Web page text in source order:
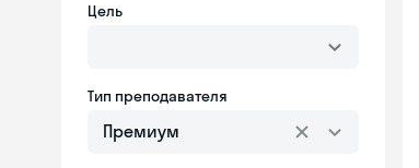
Цель
Тип преподавателя
Премиум